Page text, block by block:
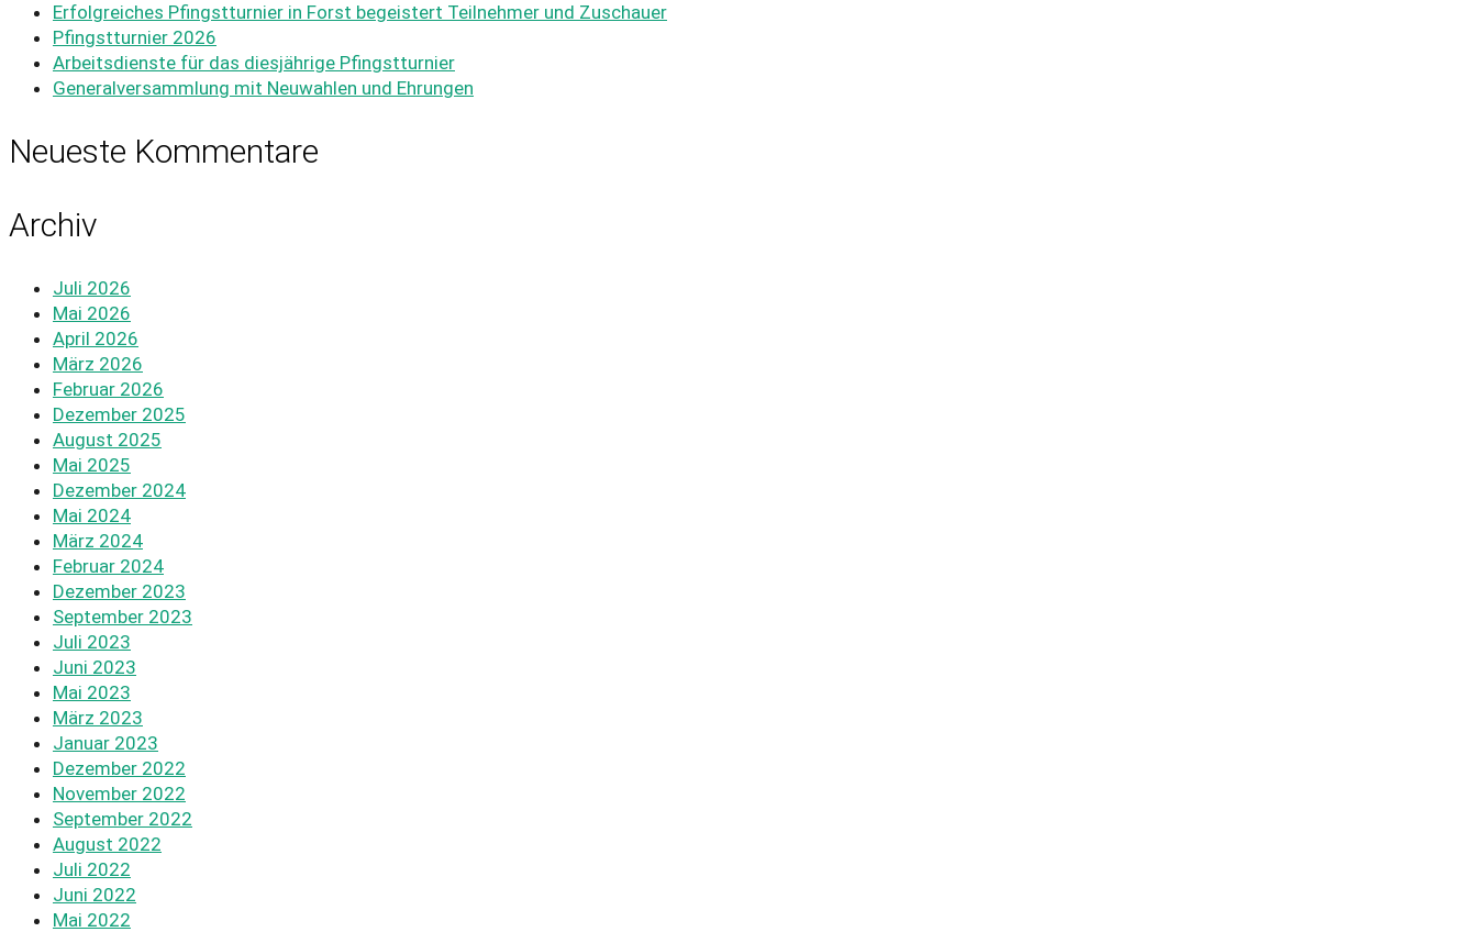
Erfolgreiches Pfingstturnier in Forst begeistert Teilnehmer und Zuschauer
Pfingstturnier 2026
Arbeitsdienste für das diesjährige Pfingstturnier
Generalversammlung mit Neuwahlen und Ehrungen
Neueste Kommentare
Archiv
Juli 2026
Mai 2026
April 2026
März 2026
Februar 2026
Dezember 2025
August 2025
Mai 2025
Dezember 2024
Mai 2024
März 2024
Februar 2024
Dezember 2023
September 2023
Juli 2023
Juni 2023
Mai 2023
März 2023
Januar 2023
Dezember 2022
November 2022
September 2022
August 2022
Juli 2022
Juni 2022
Mai 2022